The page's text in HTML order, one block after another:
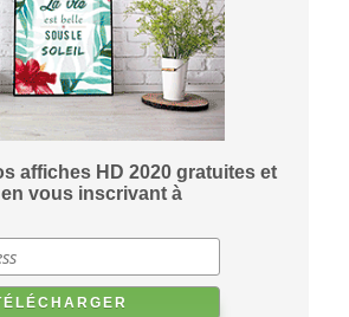
affiches HD 2020 gratuites et
vous inscrivant à